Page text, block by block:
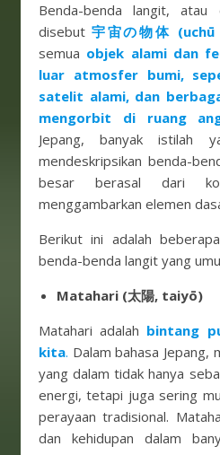
Benda-benda langit, atau
disebut 宇宙の物体
semua objek alami dan
luar atmosfer bumi,
satelit alami, dan
mengorbit di ruang
Jepang, banyak istilah
mendeskripsikan benda-
besar berasal dari
menggambarkan elemen
Berikut ini adalah
benda-benda langit yang
Matahari (太陽, taiyō)
Matahari adalah bintang
kita. Dalam bahasa Jepang,
yang dalam tidak hanya
energi, tetapi juga sering
perayaan tradisional.
dan kehidupan dalam